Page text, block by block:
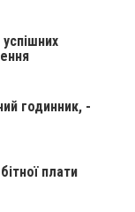
годинник, -
плати